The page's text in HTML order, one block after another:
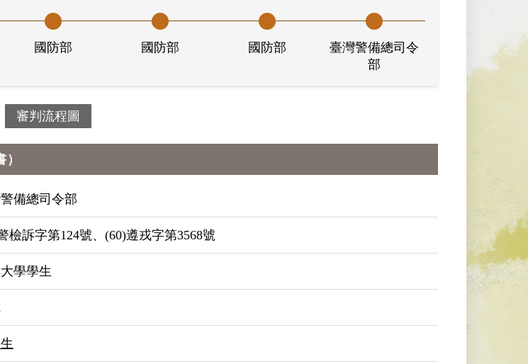
國防部 國防部 國防部
臺灣警備總司令
部
審判流程圖
備總司令部
檢訴字第124號、(60)遵戎字第3568號
學學生